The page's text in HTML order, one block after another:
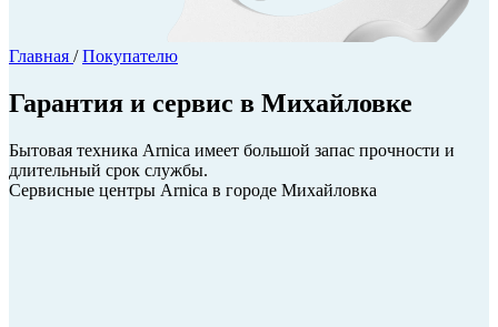
Главная / Покупателю
Гарантия и сервис в Михайловке
Бытовая техника Arnica имеет большой запас прочности и
длительный срок службы.
Сервисные центры Arnica в городе Михайловка